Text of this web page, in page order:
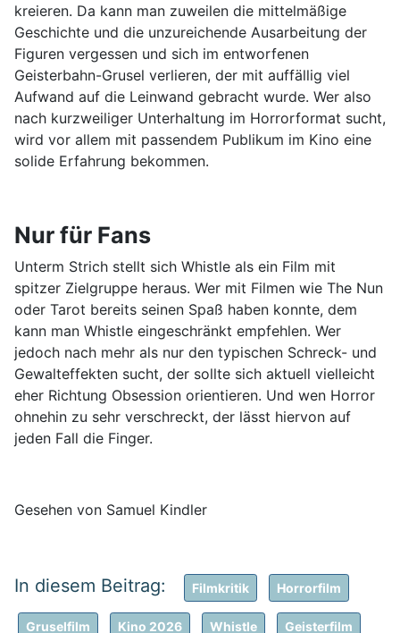
kreieren. Da kann man zuweilen die mittelmäßige
Geschichte und die unzureichende Ausarbeitung der
Figuren vergessen und sich im entworfenen
Geisterbahn-Grusel verlieren, der mit auffällig viel
Aufwand auf die Leinwand gebracht wurde. Wer also
nach kurzweiliger Unterhaltung im Horrorformat sucht,
wird vor allem mit passendem Publikum im Kino eine
solide Erfahrung bekommen.
Nur für Fans
Unterm Strich stellt sich Whistle als ein Film mit
spitzer Zielgruppe heraus. Wer mit Filmen wie The Nun
oder Tarot bereits seinen Spaß haben konnte, dem
kann man Whistle eingeschränkt empfehlen. Wer
jedoch nach mehr als nur den typischen Schreck- und
Gewalteffekten sucht, der sollte sich aktuell vielleicht
eher Richtung Obsession orientieren. Und wen Horror
ohnehin zu sehr verschreckt, der lässt hiervon auf
jeden Fall die Finger.
Gesehen von Samuel Kindler
Filmkritik Horrorfilm
Gruselfilm Kino 2026 Whistle Geisterfilm